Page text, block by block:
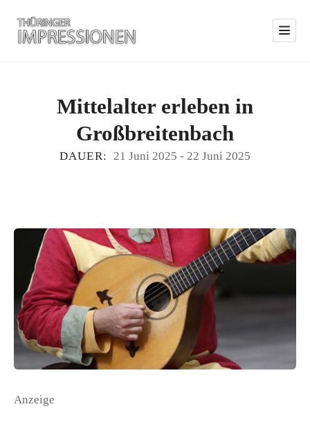
Mittelalter erleben in
Großbreitenbach
DAUER: 21 Juni 2025 - 22 Juni 2025
Anzeige